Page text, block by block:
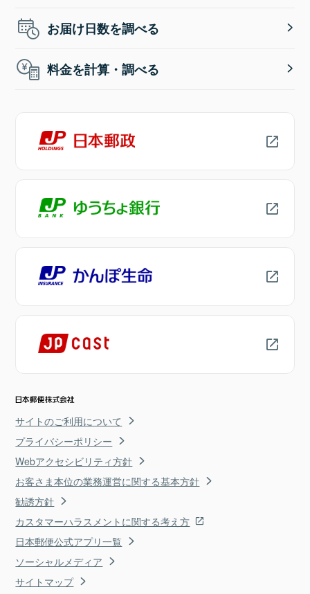
お届け日数を調べる
料金を計算・調べる
サイトのご利用について
プライバシーポリシー
Webアクセシビリティ方針
お客さま本位の業務運営に関する基本方針
勧誘方針
カスタマーハラスメントに関する考え方
日本郵便公式アプリ一覧
ソーシャルメディア
サイトマップ